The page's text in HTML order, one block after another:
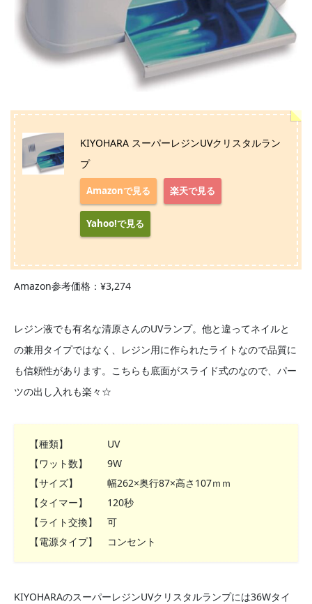
KIYOHARA スーパーレジンUVクリスタルラン
プ
Amazonで見る 楽天で見る
Yahoo!で見る
Amazon参考価格：¥3,274
レジン液でも有名な清原さんのUVランプ。他と違ってネイルと
の兼用タイプではなく、レジン用に作られたライトなので品質に
も信頼性があります。こちらも底面がスライド式のなので、パー
ツの出し入れも楽々☆
【種類】 UV
【ワット数】 9W
【サイズ】 幅262×奥行87×高さ107ｍｍ
【タイマー】 120秒
【ライト交換】 可
【電源タイプ】 コンセント
KIYOHARAのスーパーレジンUVクリスタルランプには36Wタイ